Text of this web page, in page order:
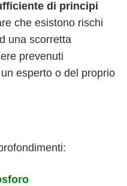
di principi
che esistono rischi
una scorretta
prevenuti
esperto o del proprio